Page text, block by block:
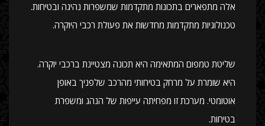
אלה מתפארים בתכונות מתקדמות שמשפרות נהיגה ובטיחות.
טכנולוגיות מתקדמות מחדשות את פעולת רכבי היוקרה.
שליטת טמפום המתאימה היא תכונה מצטיינת ברכבי יוקרה.
היא שומרת על מרחק בטיחותי מהרכב שלפניך באופן
אוטומטי. מערכת זו מפחיתה עייפות של הנהג ומשפרת
בטיחות.